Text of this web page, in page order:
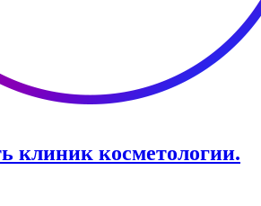
клиник косметологии.